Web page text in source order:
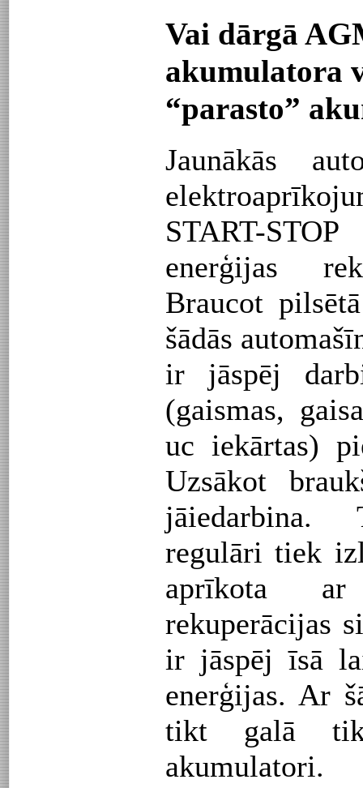
Vai dārgā
akumulatora
“parasto”
Jaunākās
START-
enerģijas
Braucot
šādās
ir jāspēj
(gaismas,
uc iekārtas)
Uzsākot
jāiedarbina.
regulāri tiek
aprīkota ar
rekuperācijas
ir jāspēj īsā
enerģijas. Ar
tikt galā